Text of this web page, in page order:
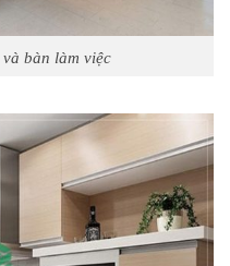
và bàn làm việc